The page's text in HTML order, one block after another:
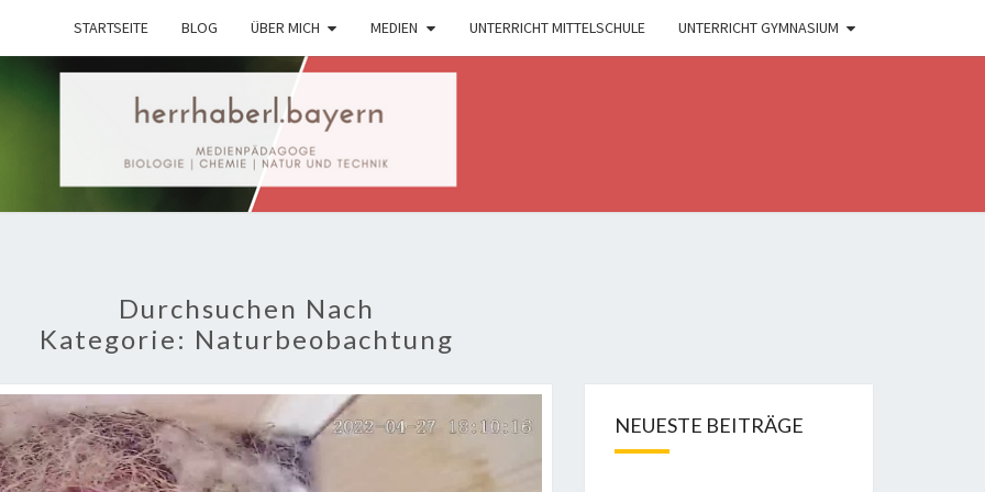
STARTSEITE BLOG ÜBER MICH MEDIEN UNTERRICHT MITTELSCHULE UNTERRICHT GYMNASIUM
Digitales
Lernmaterial
Durchsuchen Nach
Kategorie: Naturbeobachtung
NEUESTE BEITRÄGE